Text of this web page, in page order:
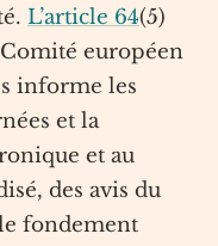
L’article 64(5)
européen
informe les
et la
et au
des avis du
fondement